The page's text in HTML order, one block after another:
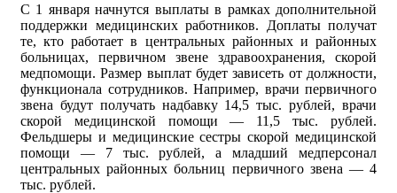
С 1 января начнутся выплаты в рамках дополнительной
поддержки медицинских работников. Доплаты получат
те, кто работает в центральных районных и районных
больницах, первичном звене здравоохранения, скорой
медпомощи. Размер выплат будет зависеть от должности,
функционала сотрудников. Например, врачи первичного
звена будут получать надбавку 14,5 тыс. рублей, врачи
скорой медицинской помощи — 11,5 тыс. рублей.
Фельдшеры и медицинские сестры скорой медицинской
помощи — 7 тыс. рублей, а младший медперсонал
центральных районных больниц первичного звена — 4
тыс. рублей.